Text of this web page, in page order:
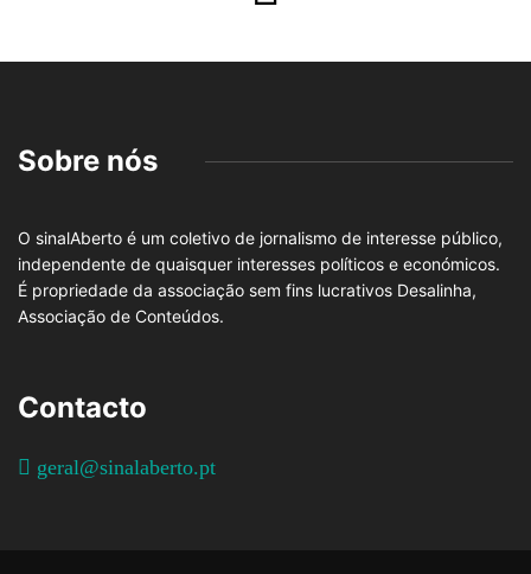
Sobre nós
O sinalAberto é um coletivo de jornalismo de interesse público,
independente de quaisquer interesses políticos e económicos.
É propriedade da associação sem fins lucrativos Desalinha,
Associação de Conteúdos.
Contacto
geral@sinalaberto.pt